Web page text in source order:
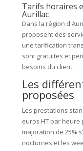
Tarifs horaires
Aurillac
Dans la région
proposent des
une tarification
sont gratuites et
besoins du client.
Les
proposées
Les prestations
euros HT par heure
majoration de 25%
nocturnes et les